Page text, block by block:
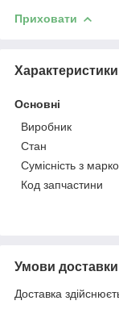
Приховати
Характеристики
Основні
Виробник
Стан
Сумісність з
Код запчастини
Умови доставки
Доставка